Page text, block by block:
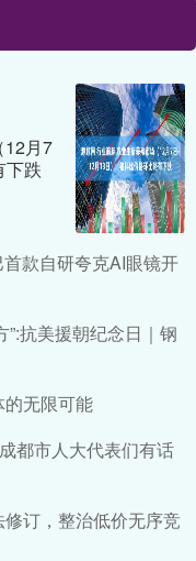
12月7
下跌
款自研夸克AI眼镜开
”:抗美援朝纪念日｜钢
无限可能
都市人大代表们有话
订，整治低价无序竞